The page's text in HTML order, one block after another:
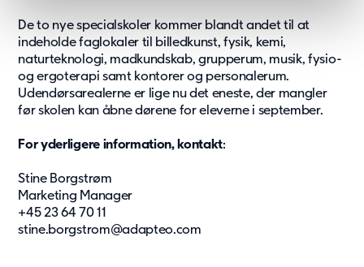
De to nye specialskoler kommer blandt andet til at
indeholde faglokaler til billedkunst, fysik, kemi,
naturteknologi, madkundskab, grupperum, musik, fysio-
og ergoterapi samt kontorer og personalerum.
Udendørsarealerne er lige nu det eneste, der mangler
før skolen kan åbne dørene for eleverne i september.
For yderligere information, kontakt:
Stine Borgstrøm
Marketing Manager
+45 23 64 70 11
stine.borgstrom@adapteo.com